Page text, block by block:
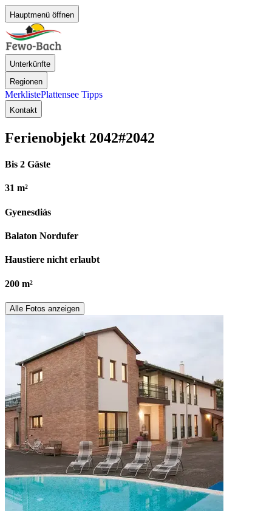
Hauptmenü öffnen
Unterkünfte
Regionen
MerklistePlattensee Tipps
Kontakt
Ferienobjekt 2042#2042
Bis 2 Gäste
31 m²
Gyenesdiás
Balaton Nordufer
Haustiere nicht erlaubt
200 m²
Alle Fotos anzeigen